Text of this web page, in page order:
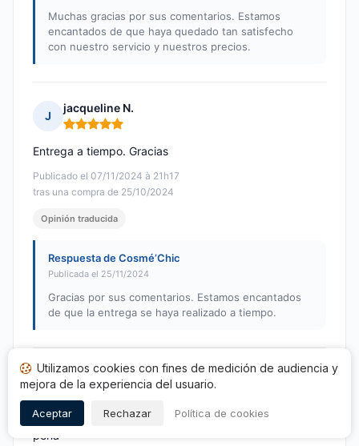
Muchas gracias por sus comentarios. Estamos
encantados de que haya quedado tan satisfecho
con nuestro servicio y nuestros precios.
J
jacqueline N.
Nota: 5 de 5
Publicado el 07/11/2024 à 21h17
tras una compra de 25/10/2024
Entrega a tiempo. Gracias
Opinión traducida
Respuesta de Cosmé’Chic
Publicada el 25/11/2024
Gracias por sus comentarios. Estamos encantados
de que la entrega se haya realizado a tiempo.
M
Martine A.
Aceite agradable pero no se huele la verbena - una
pena
Utilizamos cookies con fines de medición de audiencia y
mejora de la experiencia del usuario.
Aceptar Rechazar Política de cookies